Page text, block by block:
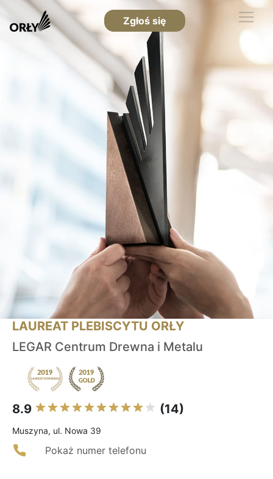
Zgłoś się
LAUREAT PLEBISCYTU ORŁY
LEGAR Centrum Drewna i Metalu
8.9 (14)
Muszyna, ul. Nowa 39
Pokaż numer telefonu